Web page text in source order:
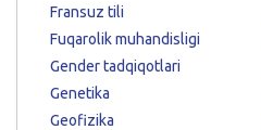
Fransuz tili
Fuqarolik muhandisligi
Gender tadqiqotlari
Genetika
Geofizika